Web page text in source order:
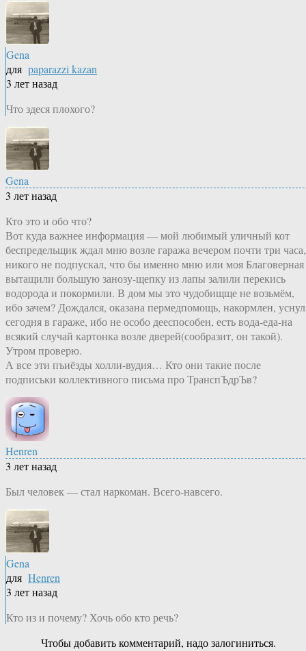
Gena
для paparazzi kazan
3 лет назад
Что здеся плохого?
Gena
3 лет назад
Кто это и обо что?
Вот куда важнее информация — мой любимый уличный кот
беспредельщик ждал мню возле гаража вечером почти три часа,
никого не подпускал, что бы именно мню или моя Благоверная
вытащили большую занозу-щепку из лапы залили перекись
водорода и покормили. В дом мы это чудобищще не возьмём,
ибо зачем? Дождался, оказана пермедпомощь, накормлен, уснул
сегодня в гараже, ибо не особо дееспособен, есть вода-еда-на
всякий случай картонка возле дверей(сообразит, он такой).
Утром проверю.
А все эти пъиёзды холли-вудия… Кто они такие после
подписьки коллективного письма про ТранспЪдрЪв?
Henren
3 лет назад
Был человек — стал наркоман. Всего-навсего.
Gena
для Henren
3 лет назад
Кто из и почему? Хочь обо кто речь?
Чтобы добавить комментарий, надо залогиниться.